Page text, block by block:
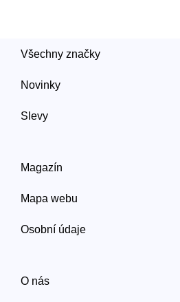
Všechny značky
Novinky
Slevy
Magazín
Mapa webu
Osobní údaje
O nás